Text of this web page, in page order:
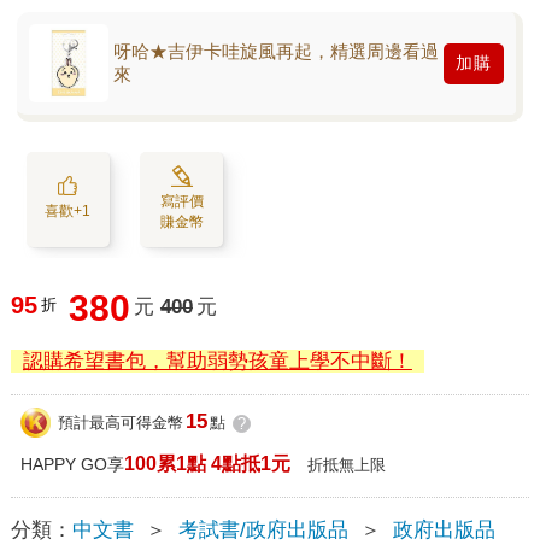
呀哈★吉伊卡哇旋風再起，精選周邊看過
來
加購
喜歡+1
寫評價
賺金幣
95 折 380 元 400 元
認購希望書包，幫助弱勢孩童上學不中斷！
預計最高可得金幣 15點 ?
HAPPY GO享100累1點 4點抵1元 折抵無上限
分類： 中文書 ＞ 考試書/政府出版品 ＞
政府出版品